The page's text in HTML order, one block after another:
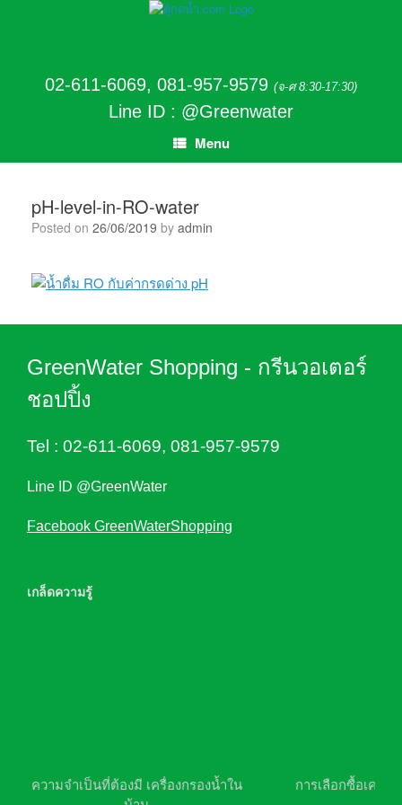
02-611-6069, 081-957-9579 (จ-ศ 8:30-17:30)
Line ID : @Greenwater
Menu
pH-level-in-RO-water
Posted on 26/06/2019 by admin
GreenWater Shopping - กรีนวอเตอร์
ชอปปิ้ง
Tel : 02-611-6069, 081-957-9579
Line ID @GreenWater
Facebook GreenWaterShopping
เกล็ดความรู้
ความจำเป็นที่ต้องมี เครื่องกรองน้ำใน
การเลือกซื้อเครื่อ